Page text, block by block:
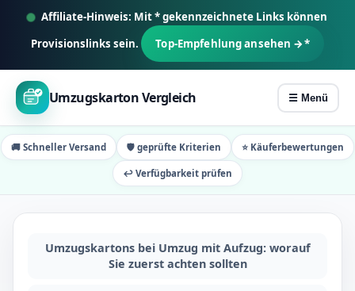
I
a
Affiliate-Hinweis: Mit * gekennzeichnete Links können
Provisionslinks sein.
Top-Empfehlung ansehen →*
Umzugskarton Vergleich ☰ Menü
🚚 Schneller Versand 🛡️ geprüfte Kriterien ⭐ Käuferbewertungen
↩️ Verfügbarkeit prüfen
Umzugskartons bei Umzug mit Aufzug: worauf
Sie zuerst achten sollten